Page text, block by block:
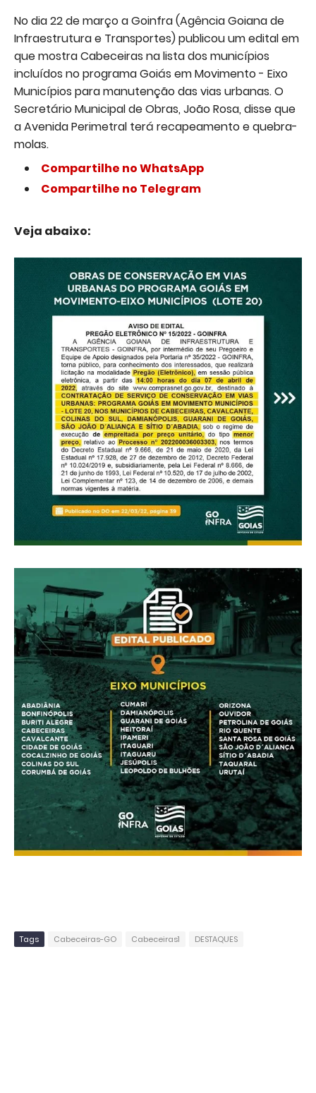
No dia 22 de março a Goinfra (Agência Goiana de
Infraestrutura e Transportes) publicou um edital em
que mostra Cabeceiras na lista dos municípios
incluídos no programa Goiás em Movimento - Eixo
Municípios para manutenção das vias urbanas. O
Secretário Municipal de Obras, João Rosa, disse que
a Avenida Perimetral terá recapeamento e quebra-
molas.
Compartilhe no WhatsApp
Compartilhe no Telegram
Veja abaixo:
Tags Cabeceiras-GO Cabeceiras1 DESTAQUES